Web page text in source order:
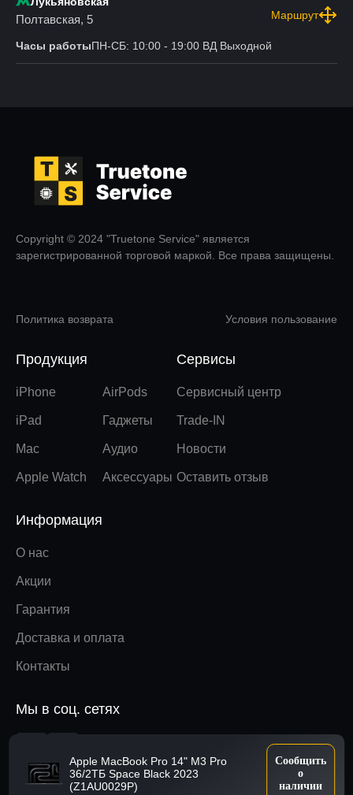
Apple MacBook Pro 14" M3 Pro
36/2ТБ Space Black 2023
(Z1AU0029P)
Сообщить
о
наличии
Полтавская, 5 Маршрут
Часы работыПН-СБ: 10:00 - 19:00 ВД Выходной
Copyright © 2024 "Truetone Service" является
зарегистрированной торговой маркой. Все права защищены.
Политика возврата Условия пользование
Продукция
iPhone
iPad
Mac
Apple Watch
AirPods
Гаджеты
Аудио
Аксессуары
Сервисы
Сервисный центр
Trade-IN
Новости
Оставить отзыв
Информация
О нас
Акции
Гарантия
Доставка и оплата
Контакты
Мы в соц. сетях
Вверх